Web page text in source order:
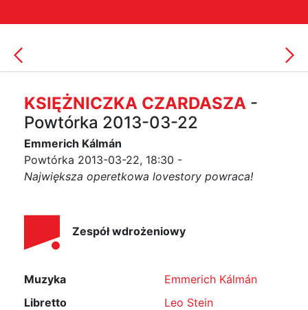
KSIĘŻNICZKA CZARDASZA -
Powtórka 2013-03-22
Emmerich Kálmán
Powtórka 2013-03-22, 18:30 -
Największa operetkowa lovestory powraca!
Zespół wdrożeniowy
Muzyka
Emmerich Kálmán
Libretto
Leo Stein